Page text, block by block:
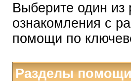
Выберите один из
ознакомления с
помощи по
Разделы